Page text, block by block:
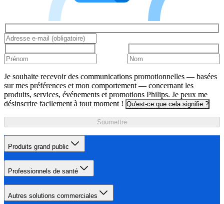
Je souhaite recevoir des communications promotionnelles — basées
sur mes préférences et mon comportement — concernant les
produits, services, événements et promotions Philips. Je peux me
désinscrire facilement à tout moment ! Qu'est-ce que cela signifie ?
Soumettre
Produits grand public
Professionnels de santé
Autres solutions commerciales